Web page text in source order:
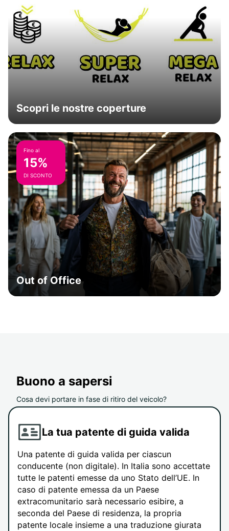
Scopri le nostre coperture
Fino al
15%
DI SCONTO
Out of Office
Buono a sapersi
Cosa devi portare in fase di ritiro del veicolo?
La tua patente di guida valida
Una patente di guida valida per ciascun
conducente (non digitale). In Italia sono accettate
tutte le patenti emesse da uno Stato dell’UE. In
caso di patente emessa da un Paese
extracomunitario sarà necessario esibire, a
seconda del Paese di residenza, la propria
patente locale insieme a una traduzione giurata